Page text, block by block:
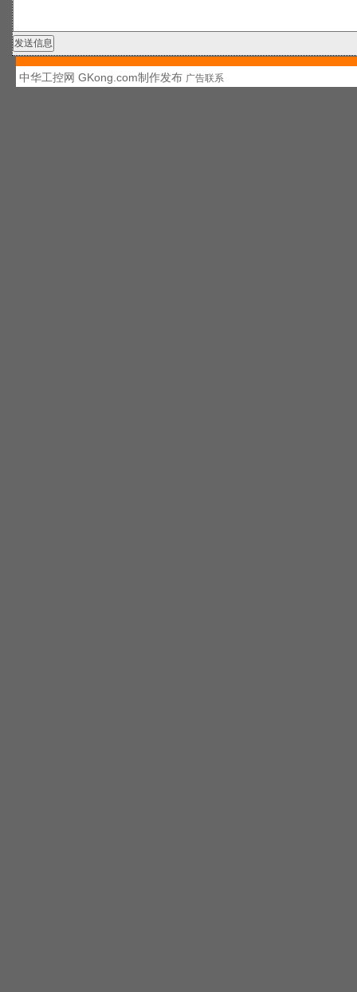
中华工控网 GKong.com制作发布 广告联系